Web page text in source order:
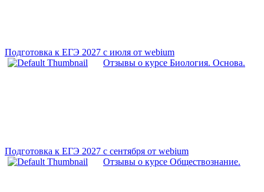
Подготовка к ЕГЭ 2027 с июля от webium
Отзывы о курсе Биология. Основа.
Подготовка к ЕГЭ 2027 с cентября от webium
Отзывы о курсе Обществознание.